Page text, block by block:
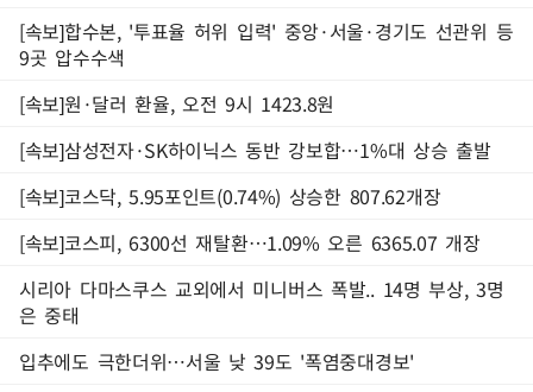
[속보]합수본, '투표율 허위 입력' 중앙·서울·경기도 선관위 등
9곳 압수수색
[속보]원·달러 환율, 오전 9시 1423.8원
[속보]삼성전자·SK하이닉스 동반 강보합…1%대 상승 출발
[속보]코스닥, 5.95포인트(0.74%) 상승한 807.62개장
[속보]코스피, 6300선 재탈환…1.09% 오른 6365.07 개장
시리아 다마스쿠스 교외에서 미니버스 폭발.. 14명 부상, 3명
은 중태
입추에도 극한더위…서울 낮 39도 '폭염중대경보'